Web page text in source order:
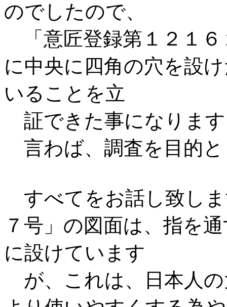
のでしたので、
「意匠登録第１２１６
に中央に四角の穴を設
いることを立
証できた事になりま
言わば、調査を目的
すべてをお話し致し
７号」の図面は、指を
に設けています
が、これは、日本人